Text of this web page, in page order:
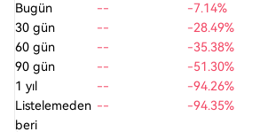
Bugün -- -7.14%
30 gün
-- -28.49%
60 gün
-- -35.38%
90 gün
-- -51.30%
1 yıl
-- -94.26%
Listelemeden
beri
-- -94.35%